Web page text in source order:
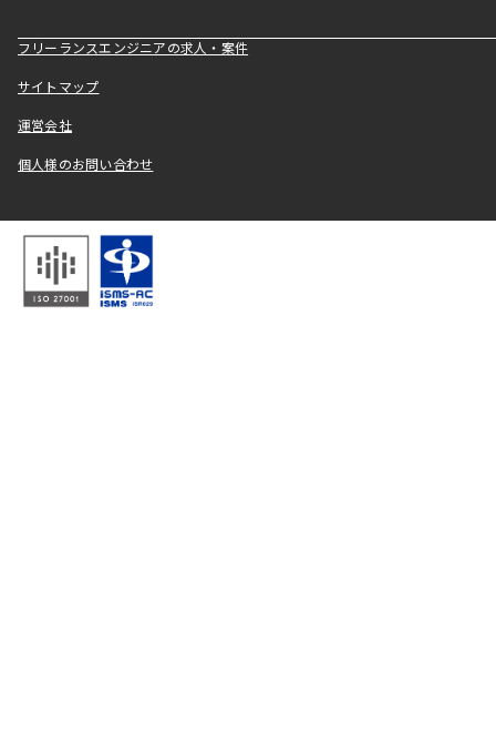
フリーランスエンジニアの求人・案件
サイトマップ
運営会社
個人様のお問い合わせ